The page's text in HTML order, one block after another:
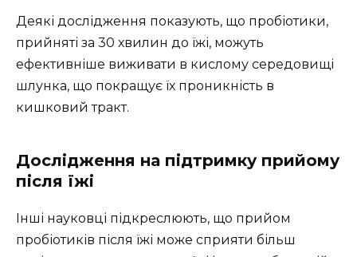
Деякі дослідження показують, що пробіотики,
прийняті за 30 хвилин до їжі, можуть
ефективніше виживати в кислому середовищі
шлунка, що покращує їх проникність в
кишковий тракт.
Дослідження на підтримку прийому
після їжі
Інші науковці підкреслюють, що прийом
пробіотиків після їжі може сприяти більш